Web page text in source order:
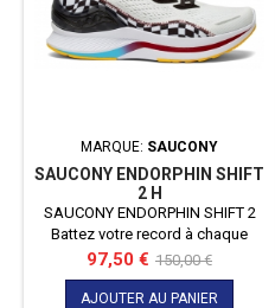
MARQUE: SAUCONY
SAUCONY ENDORPHIN SHIFT
2 H
SAUCONY ENDORPHIN SHIFT 2
Battez votre record à chaque
course grâce à l'ENDORPHIN
SHIFT 2 ! Confortable et stable,
elle saura augmenter vos
Prix
97,50 € Prix
de
150,00 €
AJOUTER AU PANIER